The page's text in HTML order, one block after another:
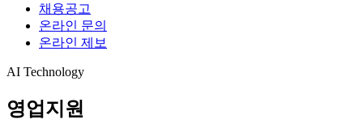
채용공고
온라인 문의
온라인 제보
AI Technology
영업지원